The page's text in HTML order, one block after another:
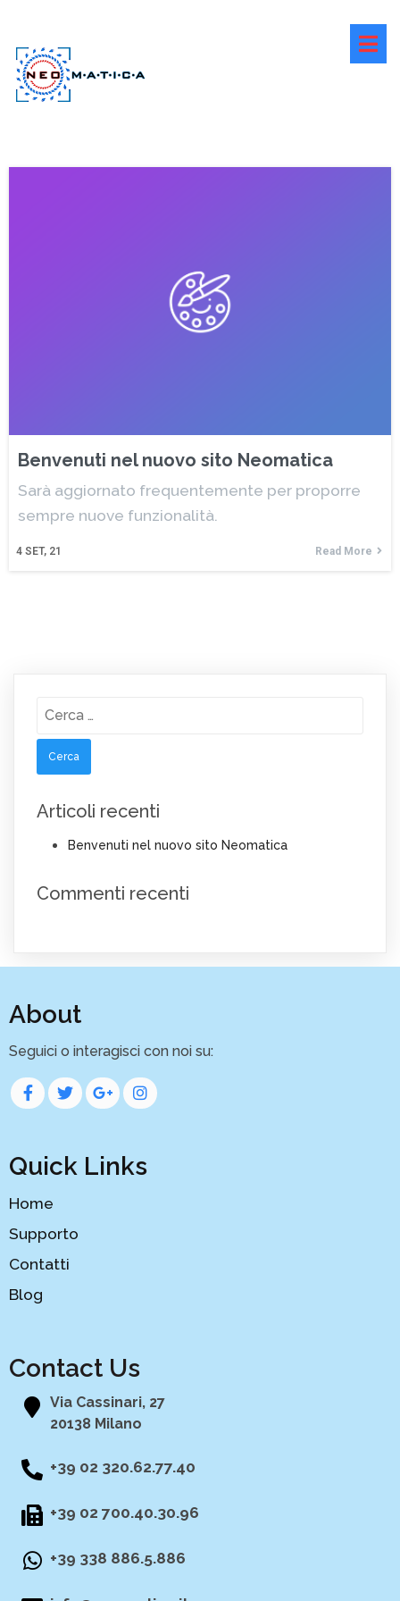
Benvenuti nel nuovo sito Neomatica
4 SET, 21
Sarà aggiornato frequentemente per proporre
sempre nuove funzionalità.
Read More
Ricerca
Articoli recenti
Benvenuti nel nuovo sito Neomatica
Commenti recenti
About
Seguici o interagisci con noi su:
Quick Links
Home
Supporto
Contatti
Blog
Contact Us
Via Cassinari, 27
20138 Milano
+39 02 320.62.77.40
+39 02 700.40.30.96
+39 338 886.5.886